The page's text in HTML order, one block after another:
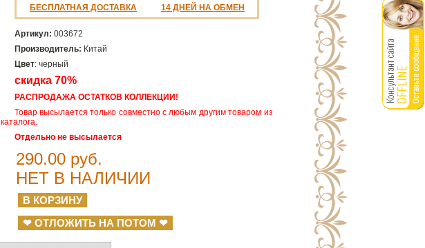
БЕСПЛАТНАЯ ДОСТАВКА 14 ДНЕЙ НА ОБМЕН
Артикул: 003672
Производитель: Китай
Цвет: черный
скидка 70%
РАСПРОДАЖА ОСТАТКОВ КОЛЛЕКЦИИ!
Товар высылается только совместно с любым другим товаром из
каталога.
Отдельно не высылается
290.00руб.
НЕТ В НАЛИЧИИ
❤ ОТЛОЖИТЬ НА ПОТОМ ❤